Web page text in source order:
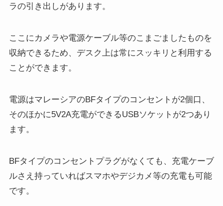
ラの引き出しがあります。
ここにカメラや電源ケーブル等のこまごましたものを
収納できるため、デスク上は常にスッキリと利用する
ことができます。
電源はマレーシアのBFタイプのコンセントが2個口、
そのほかに5V2A充電ができるUSBソケットが2つあり
ます。
BFタイプのコンセントプラグがなくても、充電ケーブ
ルさえ持っていればスマホやデジカメ等の充電も可能
です。